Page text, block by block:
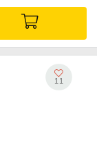
11